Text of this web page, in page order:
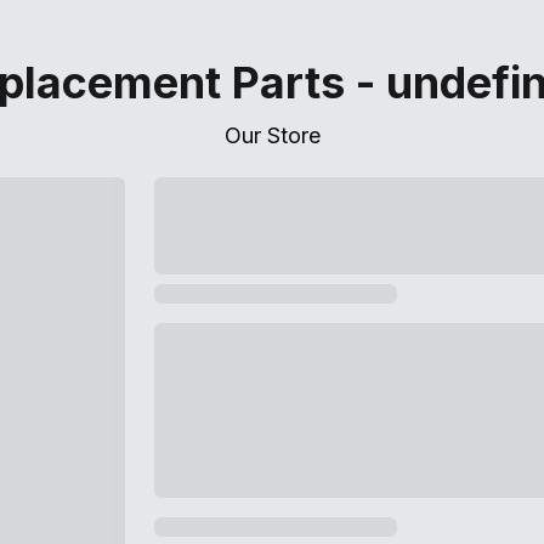
Parts -
Our Store